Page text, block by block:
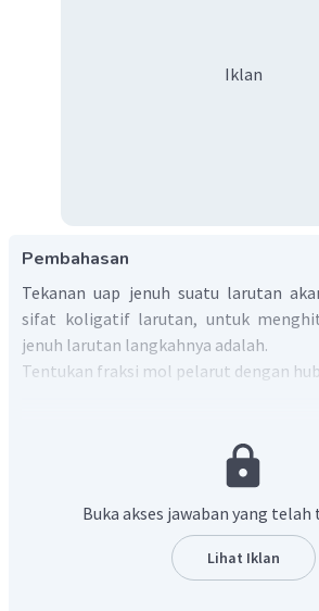
Iklan
Pembahasan
Tekanan uap jenuh suatu larutan
sifat koligatif larutan, untuk
jenuh larutan langkahnya adalah.
Tentukan fraksi mol pelarut dengan
Maka dapat dihitung tekanan uap
Buka akses jawaban yang
Lihat Iklan